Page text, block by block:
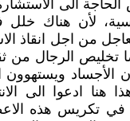
الحاجة الى
لأن هناك خلل
من اجل انقاذ
تخليص الرجال من
الأجساد ويستهوون
ادعوا الى
في تكريس هذه